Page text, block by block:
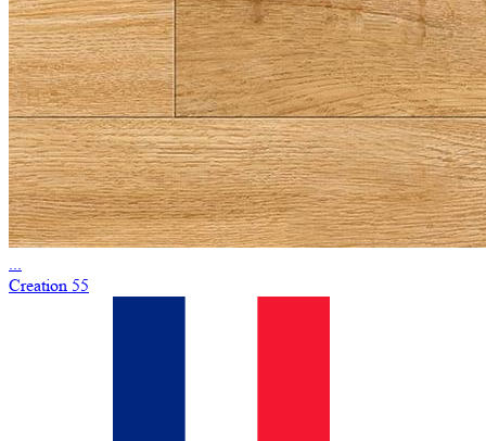
...
Creation 55